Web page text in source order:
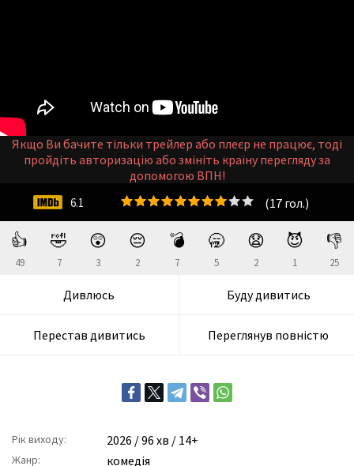
👍
49
🤣
7
😲
3
😔
2
💣
7
🥱
5
😧
2
😈
1
👎
25
Дивлюсь Буду дивитись
Перестав дивитись Переглянув повністю
Рік виходу: 2026 / 96 хв / 14+
Жанр: комедія
(17 гол.)
6.1
Якщо Ви бачите тільки трейлер або плеєр не працює, тоді
пройдіть авторизацію або змініть країну перегляду за
допомогою ВПН!